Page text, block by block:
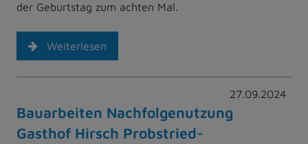
der Geburtstag zum achten Mal.
Weiterlesen
27.09.2024
Bauarbeiten Nachfolgenutzung
Gasthof Hirsch Probstried-